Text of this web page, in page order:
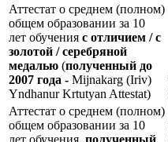
Аттестат о среднем (полном)
общем образовании за 10
лет обучения с отличием / с
золотой / серебряной
медалью (полученный до
2007 года - Mijnakarg (Iriv)
Yndhanur Krtutyan Attestat)
Аттестат о среднем (полном)
общем образовании за 10